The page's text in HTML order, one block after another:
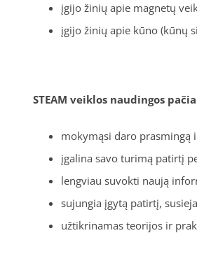
įgijo žinių apie magnetų
įgijo žinių apie kūno (kūnų
STEAM veiklos naudingos
mokymąsi daro prasmingą
įgalina savo turimą patirtį
lengviau suvokti naują
sujungia įgytą patirtį,
užtikrinamas teorijos ir